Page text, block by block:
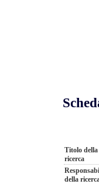
Titolo della
ricerca
della